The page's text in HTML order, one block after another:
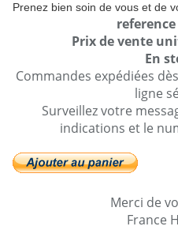
Prenez bien soin de vous et de
reference
Prix de vente
En
Commandes expédiées
ligne
Surveillez votre
indications et le
Merci de
France